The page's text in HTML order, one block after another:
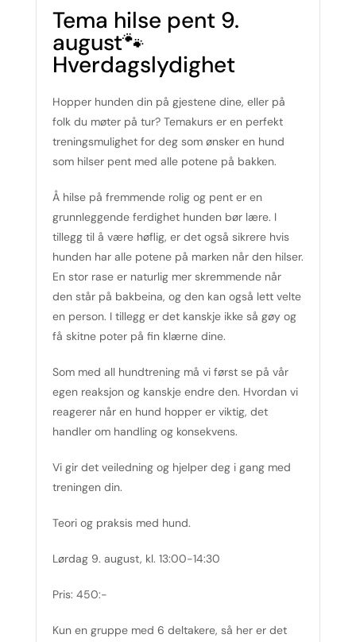
Tema hilse pent 9.
august🐾
Hverdagslydighet
Hopper hunden din på gjestene dine, eller på
folk du møter på tur? Temakurs er en perfekt
treningsmulighet for deg som ønsker en hund
som hilser pent med alle potene på bakken.
Å hilse på fremmende rolig og pent er en
grunnleggende ferdighet hunden bør lære. I
tillegg til å være høflig, er det også sikrere hvis
hunden har alle potene på marken når den hilser.
En stor rase er naturlig mer skremmende når
den står på bakbeina, og den kan også lett velte
en person. I tillegg er det kanskje ikke så gøy og
få skitne poter på fin klærne dine.
Som med all hundtrening må vi først se på vår
egen reaksjon og kanskje endre den. Hvordan vi
reagerer når en hund hopper er viktig, det
handler om handling og konsekvens.
Vi gir det veiledning og hjelper deg i gang med
treningen din.
Teori og praksis med hund.
Lørdag 9. august, kl. 13:00-14:30
Pris: 450:-
Kun en gruppe med 6 deltakere, så her er det